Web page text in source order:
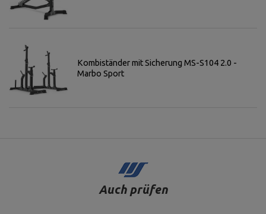
Kombiständer mit Sicherung MS-S104 2.0 -
Marbo Sport
Auch prüfen